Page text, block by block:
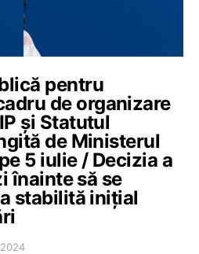
pentru
de organizare
și Statutul
de Ministerul
5 iulie / Decizia a
înainte să se
stabilită inițial